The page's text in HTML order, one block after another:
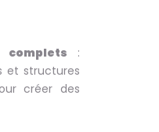
complets :
et structures
créer des